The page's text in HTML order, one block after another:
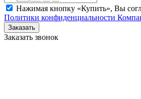
Нажимая кнопку «Купить», Вы
Политики конфиденциальности
Заказать
Заказать звонок